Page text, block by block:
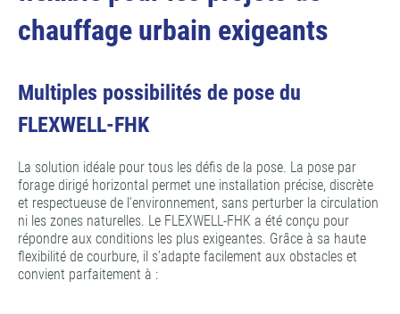
chauffage urbain exigeants
Multiples possibilités de pose du
FLEXWELL-FHK
La solution idéale pour tous les défis de la pose. La pose par
forage dirigé horizontal permet une installation précise, discrète
et respectueuse de l’environnement, sans perturber la circulation
ni les zones naturelles. Le FLEXWELL-FHK a été conçu pour
répondre aux conditions les plus exigeantes. Grâce à sa haute
flexibilité de courbure, il s’adapte facilement aux obstacles et
convient parfaitement à :